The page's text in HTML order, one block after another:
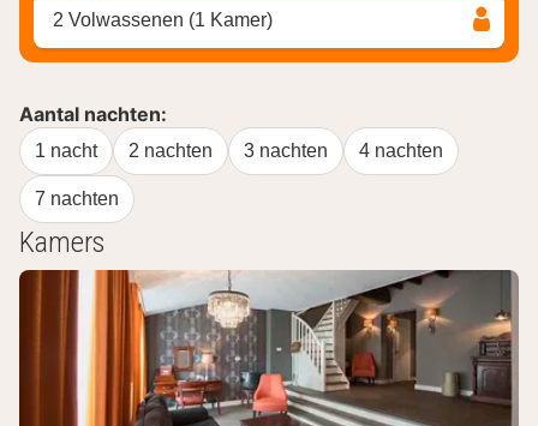
2 Volwassenen (1 Kamer)
Aantal nachten:
1 nacht 2 nachten 3 nachten 4 nachten
7 nachten
Kamers